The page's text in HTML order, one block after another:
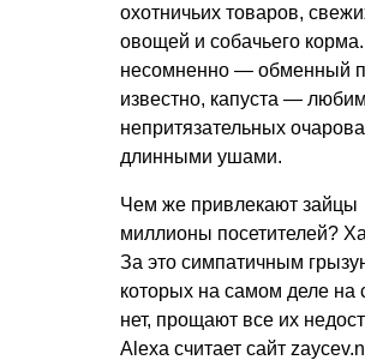
охотничьих товаров,
овощей и собачьего
несомненно — обменный
известно, капуста —
непритязательных
длинными ушами.
Чем же привлекают зайцы
миллионы посетителей?
За это симпатичным
которых на самом деле на
нет, прощают все их
Alexa считает сайт